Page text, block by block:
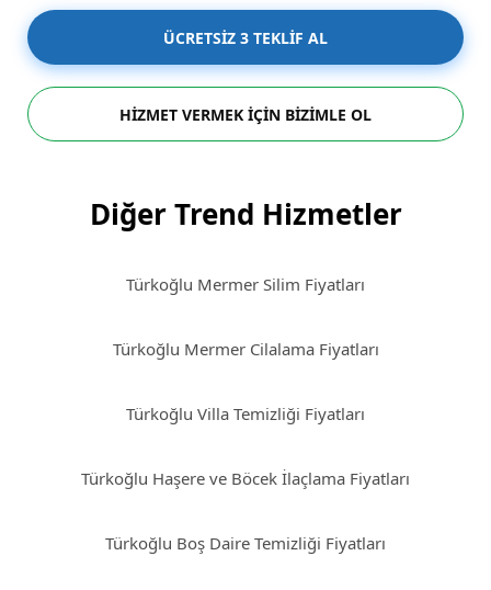
ÜCRETSİZ 3 TEKLİF AL
HİZMET VERMEK İÇİN BİZİMLE OL
Diğer Trend Hizmetler
Türkoğlu Mermer Silim Fiyatları
Türkoğlu Mermer Cilalama Fiyatları
Türkoğlu Villa Temizliği Fiyatları
Türkoğlu Haşere ve Böcek İlaçlama Fiyatları
Türkoğlu Boş Daire Temizliği Fiyatları